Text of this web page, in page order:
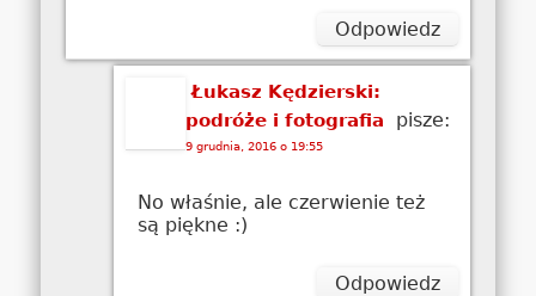
Odpowiedz
Łukasz Kędzierski:
podróże i fotografia
pisze:
9 grudnia, 2016 o 19:55
No właśnie, ale czerwienie też
są piękne :)
Odpowiedz